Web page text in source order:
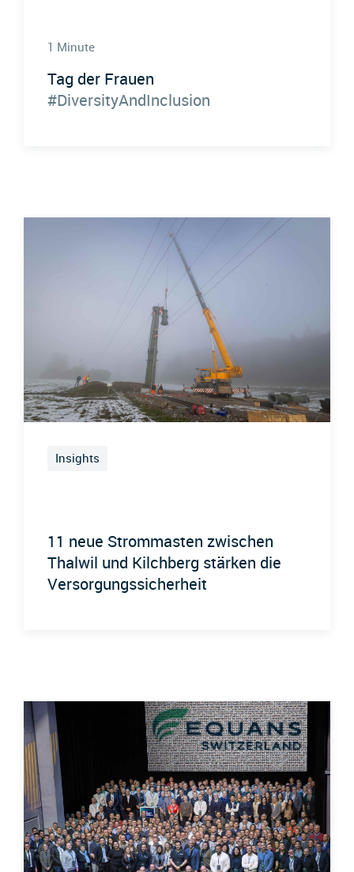
1 Minute
Tag der Frauen
#DiversityAndInclusion
Insights
11 neue Strommasten zwischen
Thalwil und Kilchberg stärken die
Versorgungssicherheit